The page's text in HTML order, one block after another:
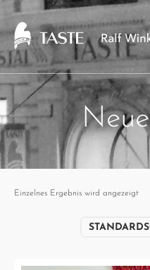
Einzelnes Ergebnis wird angezeigt